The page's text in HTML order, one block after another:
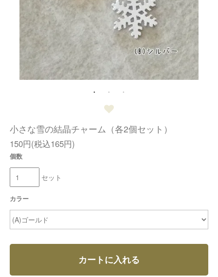
小さな雪の結晶チャーム（各2個セット）
150円(税込165円)
個数
セット
カラー
カートに入れる